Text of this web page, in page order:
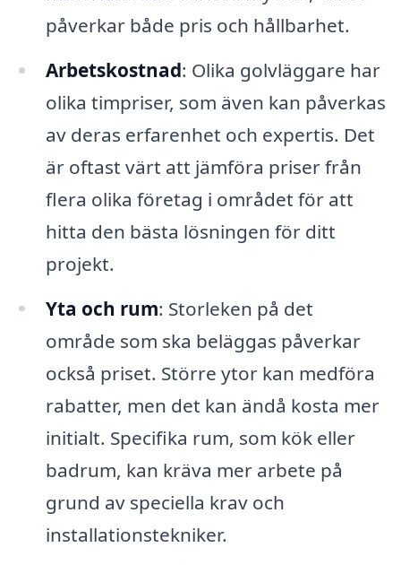
påverkar både pris och hållbarhet.
Arbetskostnad: Olika golvläggare har
olika timpriser, som även kan påverkas
av deras erfarenhet och expertis. Det
är oftast värt att jämföra priser från
flera olika företag i området för att
hitta den bästa lösningen för ditt
projekt.
Yta och rum: Storleken på det
område som ska beläggas påverkar
också priset. Större ytor kan medföra
rabatter, men det kan ändå kosta mer
initialt. Specifika rum, som kök eller
badrum, kan kräva mer arbete på
grund av speciella krav och
installationstekniker.